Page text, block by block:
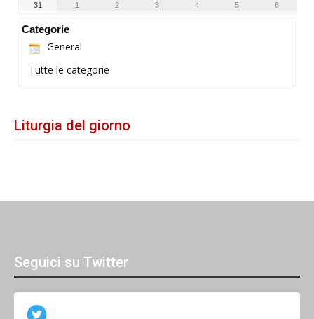
31
1 2 3 4 5 6
Categorie
General
Tutte le categorie
Liturgia del giorno
Seguici su Twitter